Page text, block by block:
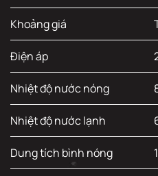
Khoảng giá
Điện áp
Nhiệt độ nước nóng
Nhiệt độ nước lạnh
Dung tích bình nóng